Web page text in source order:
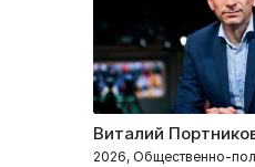
Виталий
2026, Общественно-